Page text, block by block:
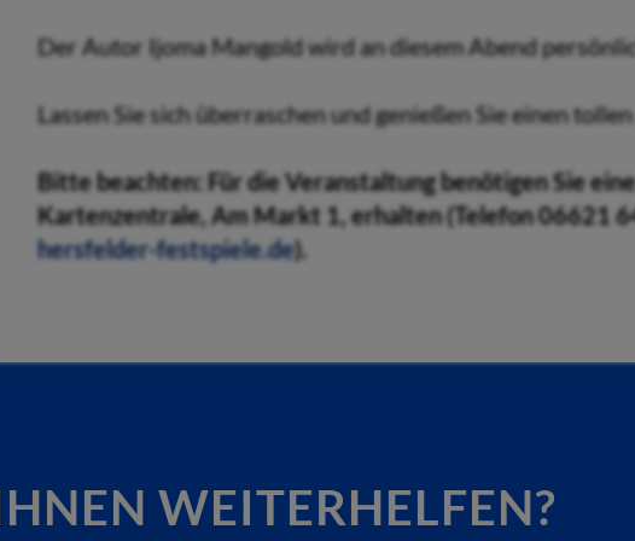
Der Autor Ijoma Mangold wird an diesem Abend
Lassen Sie sich überraschen und genießen Sie einen
Bitte beachten: Für die Veranstaltung benötigen Sie
Kartenzentrale, Am Markt 1, erhalten (Telefon 06621
hersfelder-festspiele.de).
WEITERHELFEN?